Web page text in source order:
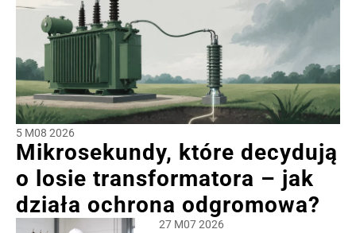
5 M08 2026
Mikrosekundy, które decydują
o losie transformatora – jak
działa ochrona odgromowa?
27 M07 2026